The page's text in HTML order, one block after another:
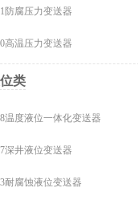
防腐压力变送器
高温压力变送器
类
温度液位一体化变送器
深井液位变送器
耐腐蚀液位变送器